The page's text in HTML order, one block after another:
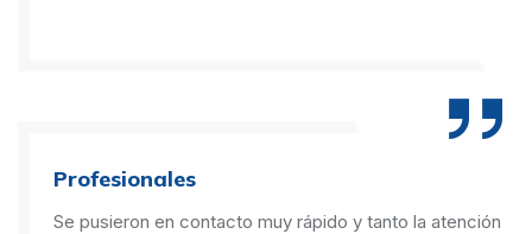
Profesionales
Se pusieron en contacto muy rápido y tanto la atención